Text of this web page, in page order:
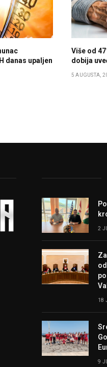
danas upaljen
Više od
dobija
5 AUGUSTA,
2
18
9